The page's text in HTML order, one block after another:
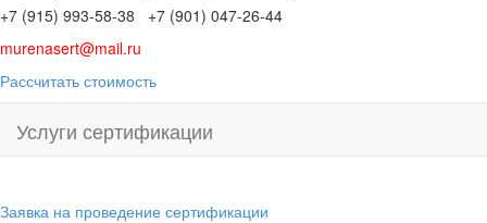
+7 (915) 993-58-38 +7 (901) 047-26-44
murenasert@mail.ru
Рассчитать стоимость
Услуги сертификации
Заявка на проведение сертификации